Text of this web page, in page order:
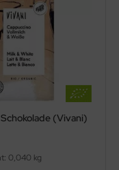
(Vivani)
0,040 kg